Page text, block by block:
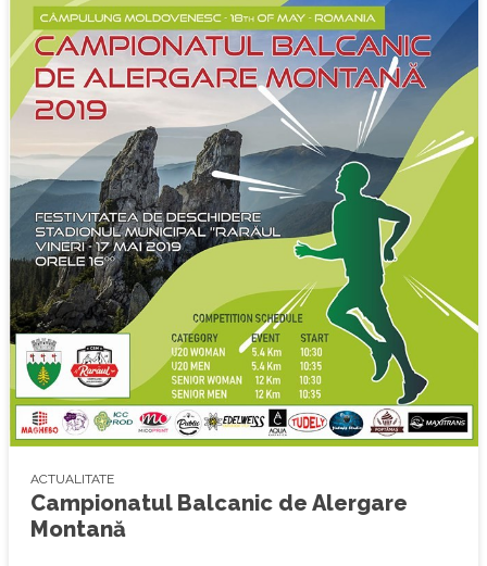
© CSM Raraul
ACTUALITATE
Campionatul Balcanic de Alergare
Montană